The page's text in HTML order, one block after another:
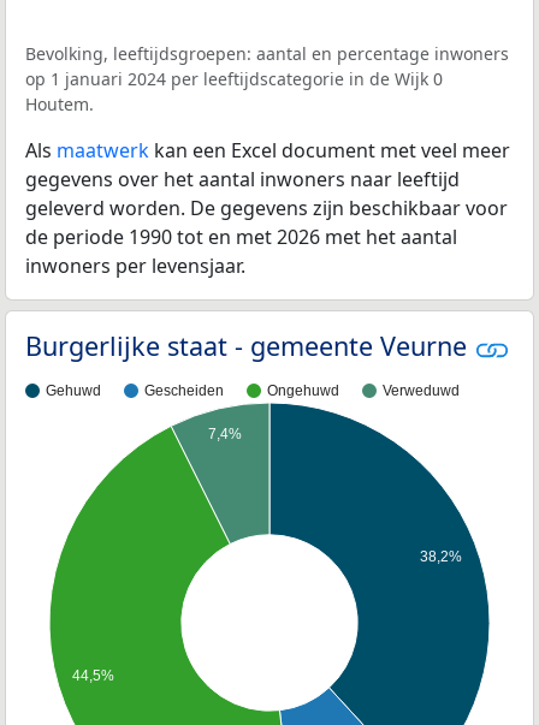
Bevolking, leeftijdsgroepen: aantal en percentage inwoners
op 1 januari 2024 per leeftijdscategorie in de Wijk 0
Houtem.
Als maatwerk kan een Excel document met veel meer
gegevens over het aantal inwoners naar leeftijd
geleverd worden. De gegevens zijn beschikbaar voor
de periode 1990 tot en met 2026 met het aantal
inwoners per levensjaar.
Burgerlijke staat - gemeente Veurne
Gehuwd Gescheiden Ongehuwd Verweduwd
38,2%
7,4%
44,5%